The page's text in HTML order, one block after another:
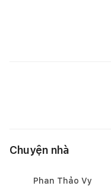
Chuyện nhà
Phan Thảo Vy